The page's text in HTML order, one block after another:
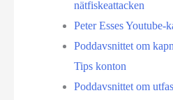
nätfiskeattacken
Peter Esses Youtube-
Poddavsnittet om
Tips konton
Poddavsnittet om